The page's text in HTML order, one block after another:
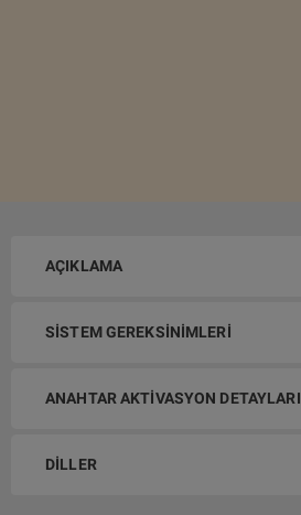
AÇIKLAMA
SISTEM GEREKSINIMLERI
ANAHTAR AKTIVASYON DETAYLARI
DILLER